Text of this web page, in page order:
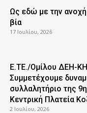
Ως εδώ με την ανοχή
βία
17 Ιουλίου, 2026
Ε.ΤΕ./Ομίλου ΔΕΗ-
Συμμετέχουμε
συλλαλητήριο της
Κεντρική Πλατεία
2 Ιουλίου, 2026